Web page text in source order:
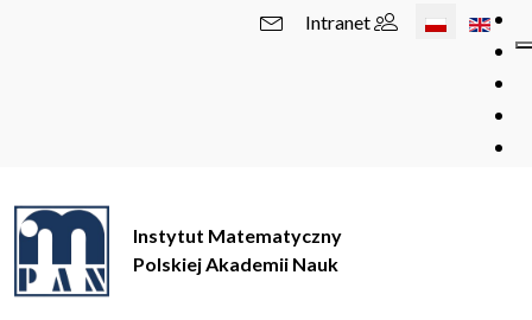
Wybierz swój
Intranet
Instytut Matematyczny
Polskiej Akademii Nauk